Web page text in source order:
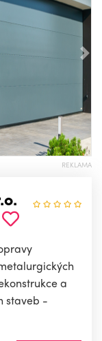
REKLAMA
a
staveb -